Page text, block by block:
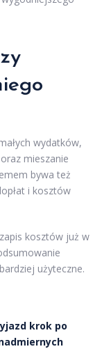
wydatków,
mieszanie
bywa też
i kosztów
kosztów już w
użyteczne.
krok po